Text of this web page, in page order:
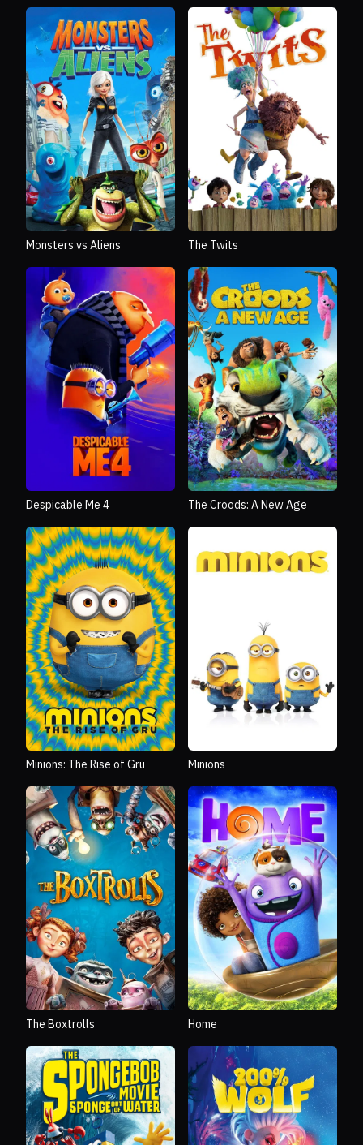
Monsters vs Aliens The Twits
Despicable Me 4 The Croods: A New Age
Minions: The Rise of Gru Minions
The Boxtrolls Home